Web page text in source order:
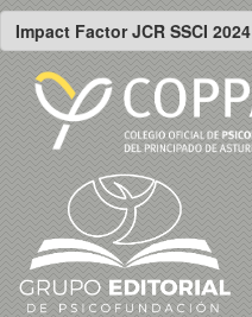
Impact Factor JCR SSCI 2024